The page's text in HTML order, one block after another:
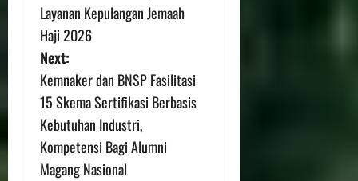
Layanan Kepulangan Jemaah
Haji 2026
Next:
Kemnaker dan BNSP Fasilitasi
15 Skema Sertifikasi Berbasis
Kebutuhan Industri,
Kompetensi Bagi Alumni
Magang Nasional